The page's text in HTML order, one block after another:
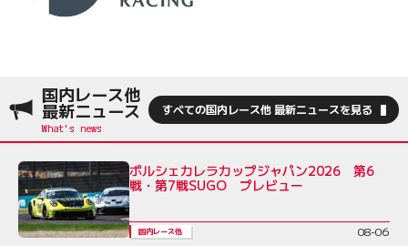
国内レース他
最新ニュース すべての国内レース他 最新ニュースを見る
ポルシェカレラカップジャパン2026 第6
戦・第7戦SUGO プレビュー
国内レース他 08-06